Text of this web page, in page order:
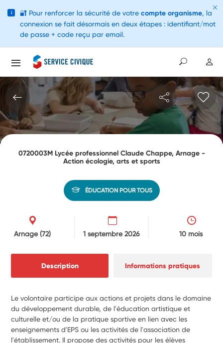
0720003M Lycée professionnel Claude Chappe, Arnage -
Action écologie, arts et sports
ÉDUCATION POUR TOUS
Arnage(72) 1 septembre 2026 10 mois
Description Informations pratiques
Le volontaire participe aux actions et projets dans le domaine
du développement durable, de l'éducation artistique et
culturelle et/ou de la pratique sportive en lien avec les
enseignements d'EPS ou les activités de l'association de
l'établissement. Il propose des activités pour les élèves
i 🔐 Pour renforcer la sécurité de votre compte organisme, la
connexion se fait désormais en deux étapes : identifiant/mot
de passe + code reçu par email.